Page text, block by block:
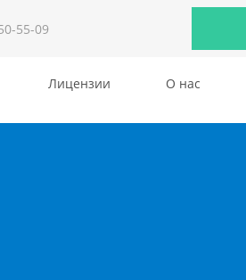
55-09
Лицензии О нас